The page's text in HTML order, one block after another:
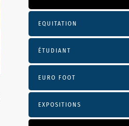
EQUITATION
ÉTUDIANT
EURO FOOT
EXPOSITIONS